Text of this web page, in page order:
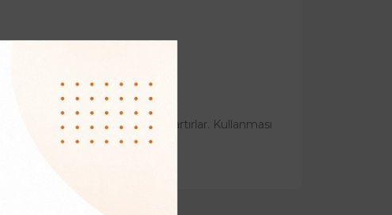
bu follukta civciv çıkartırlar. Kullanması